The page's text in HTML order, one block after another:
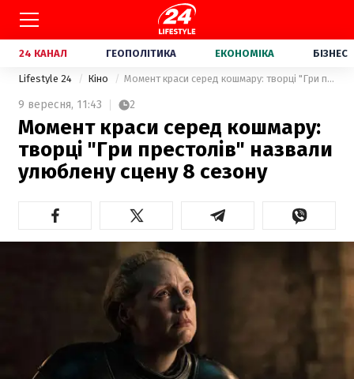
24 КАНАЛ ГЕОПОЛІТИКА ЕКОНОМІКА БІЗНЕС
Lifestyle 24 Кіно Момент краси серед кошмару: творці "Гри престолів" назвали улюблену сцену 8 сезону
9 вересня, 11:43 2
Момент краси серед кошмару:
творці "Гри престолів" назвали
улюблену сцену 8 сезону